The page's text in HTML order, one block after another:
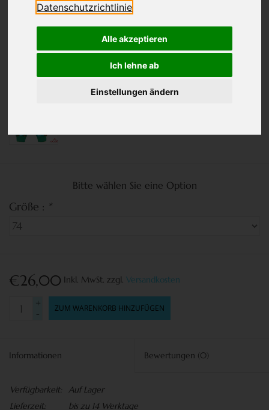
Datenschutzrichtlinie
Alle akzeptieren
Ich lehne ab
Einstellungen ändern
Bitte wählen Sie eine Option
Größe : *
€26,00 Inkl. MwSt. zzgl. Versandkosten
+
-
ZUM WARENKORB HINZUFÜGEN
Informationen Bewertungen (0)
Verfügbarkeit:
Auf Lager
Lieferzeit:
bis zu 14 Werktage